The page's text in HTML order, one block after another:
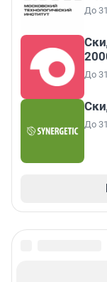
До
До
До